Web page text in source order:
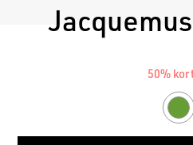
50%
Green